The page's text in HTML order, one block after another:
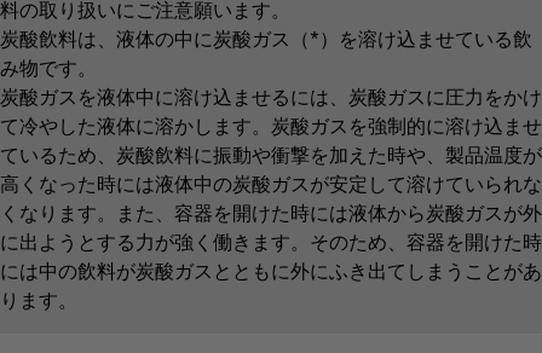
料の取り扱いにご注意願います。
炭酸飲料は、液体の中に炭酸ガス（*）を溶け込ませている飲
み物です。
炭酸ガスを液体中に溶け込ませるには、炭酸ガスに圧力をかけ
て冷やした液体に溶かします。炭酸ガスを強制的に溶け込ませ
ているため、炭酸飲料に振動や衝撃を加えた時や、製品温度が
高くなった時には液体中の炭酸ガスが安定して溶けていられな
くなります。また、容器を開けた時には液体から炭酸ガスが外
に出ようとする力が強く働きます。そのため、容器を開けた時
には中の飲料が炭酸ガスとともに外にふき出てしまうことがあ
ります。